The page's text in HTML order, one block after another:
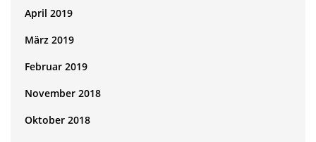
April 2019
März 2019
Februar 2019
November 2018
Oktober 2018